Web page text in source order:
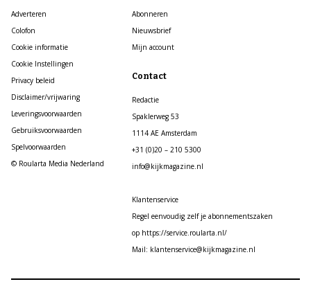
Adverteren
Colofon
Cookie informatie
Cookie Instellingen
Privacy beleid
Disclaimer/vrijwaring
Leveringsvoorwaarden
Gebruiksvoorwaarden
Spelvoorwaarden
© Roularta Media Nederland
Abonneren
Nieuwsbrief
Mijn account
Contact
Redactie
Spaklerweg 53
1114 AE Amsterdam
+31 (0)20 – 210 5300
info@kijkmagazine.nl
Klantenservice
Regel eenvoudig zelf je abonnementszaken
op https://service.roularta.nl/
Mail: klantenservice@kijkmagazine.nl